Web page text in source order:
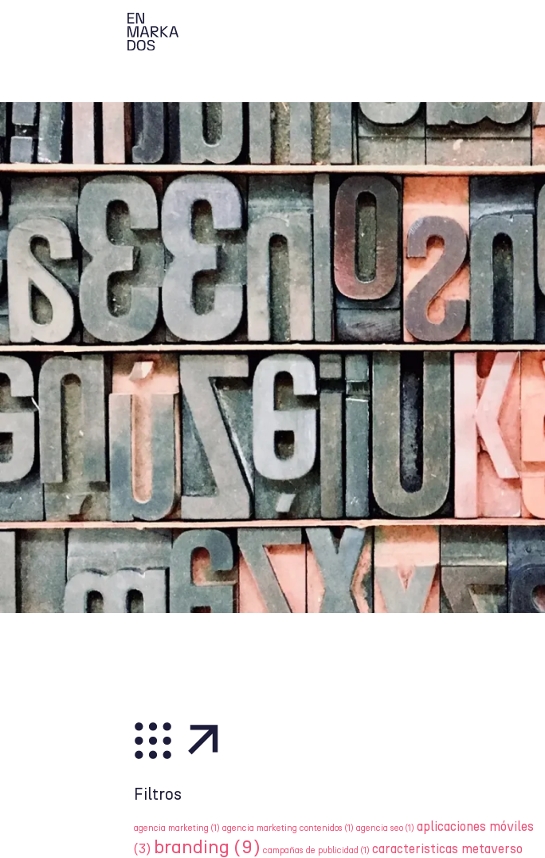
Filtros
agencia marketing (1) agencia marketing contenidos (1) agencia seo (1) aplicaciones móviles
(3) branding (9) campañas de publicidad (1) caracteristicas metaverso